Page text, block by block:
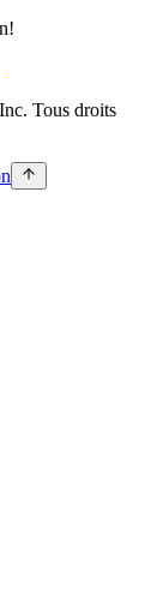
Tous droits